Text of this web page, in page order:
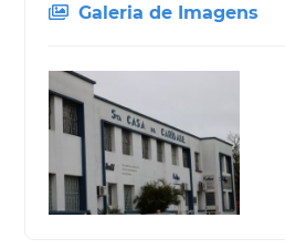
Galeria de Imagens